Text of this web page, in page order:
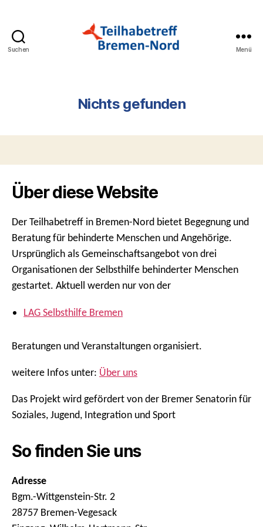
Suchen Menü
Nichts gefunden
Über diese Website
Der Teilhabetreff in Bremen-Nord bietet Begegnung und
Beratung für behinderte Menschen und Angehörige.
Ursprünglich als Gemeinschaftsangebot von drei
Organisationen der Selbsthilfe behinderter Menschen
gestartet. Aktuell werden nur von der
LAG Selbsthilfe Bremen
Beratungen und Veranstaltungen organisiert.
weitere Infos unter: Über uns
Das Projekt wird gefördert von der Bremer Senatorin für
Soziales, Jugend, Integration und Sport
So finden Sie uns
Adresse
Bgm.-Wittgenstein-Str. 2
28757 Bremen-Vegesack